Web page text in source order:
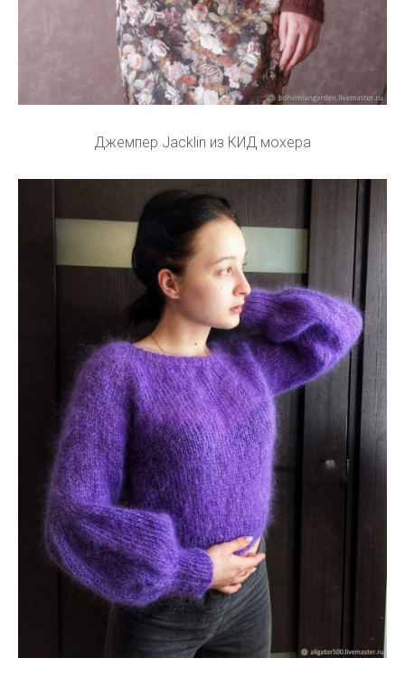
Джемпер Jacklin из КИД мохера